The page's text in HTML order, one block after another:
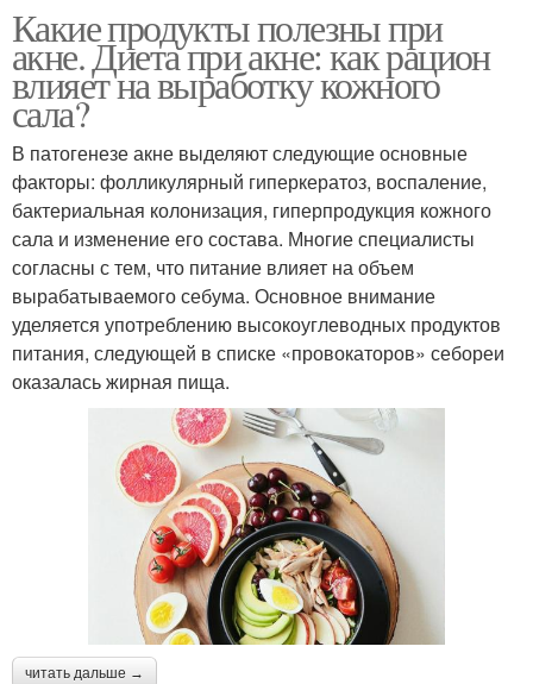
Какие продукты полезны при
акне. Диета при акне: как рацион
влияет на выработку кожного
сала?
В патогенезе акне выделяют следующие основные
факторы: фолликулярный гиперкератоз, воспаление,
бактериальная колонизация, гиперпродукция кожного
сала и изменение его состава. Многие специалисты
согласны с тем, что питание влияет на объем
вырабатываемого себума. Основное внимание
уделяется употреблению высокоуглеводных продуктов
питания, следующей в списке «провокаторов» себореи
оказалась жирная пища.
читать дальше →